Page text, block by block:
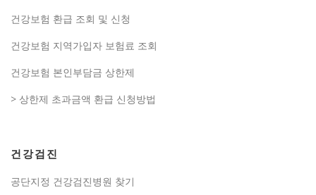
건강보험 환급 조회 및 신청
건강보험 지역가입자 보험료 조회
건강보험 본인부담금 상한제
> 상한제 초과금액 환급 신청방법
건강검진
공단지정 건강검진병원 찾기